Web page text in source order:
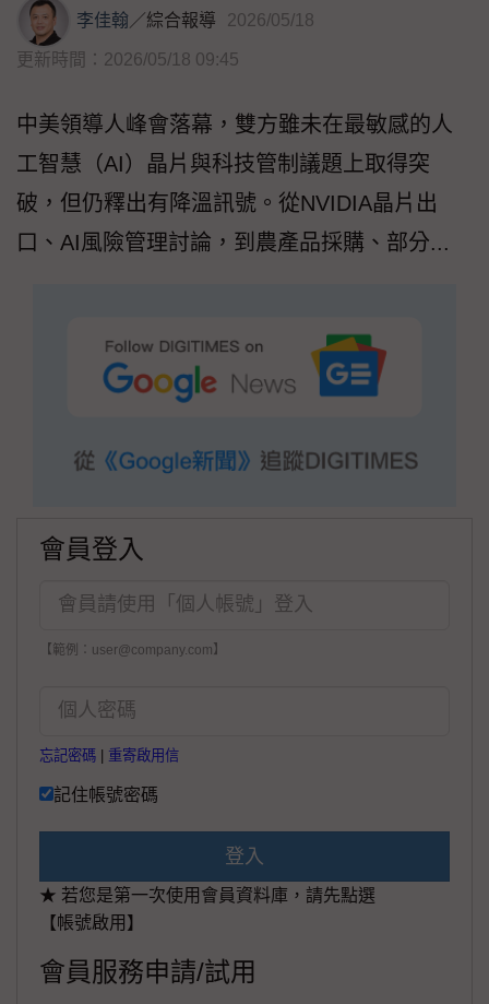
李佳翰／綜合報導 2026/05/18
更新時間：2026/05/18 09:45
中美領導人峰會落幕，雙方雖未在最敏感的人
工智慧（AI）晶片與科技管制議題上取得突
破，但仍釋出有降溫訊號。從NVIDIA晶片出
口、AI風險管理討論，到農產品採購、部分...
會員登入
【範例：user@company.com】
忘記密碼 重寄啟用信
記住帳號密碼
登入
★ 若您是第一次使用會員資料庫，請先點選
【帳號啟用】
會員服務申請/試用